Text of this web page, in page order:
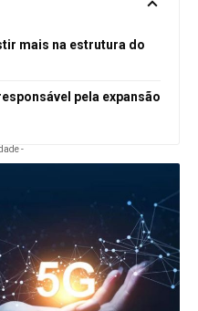
mais na estrutura do
pela expansão
-